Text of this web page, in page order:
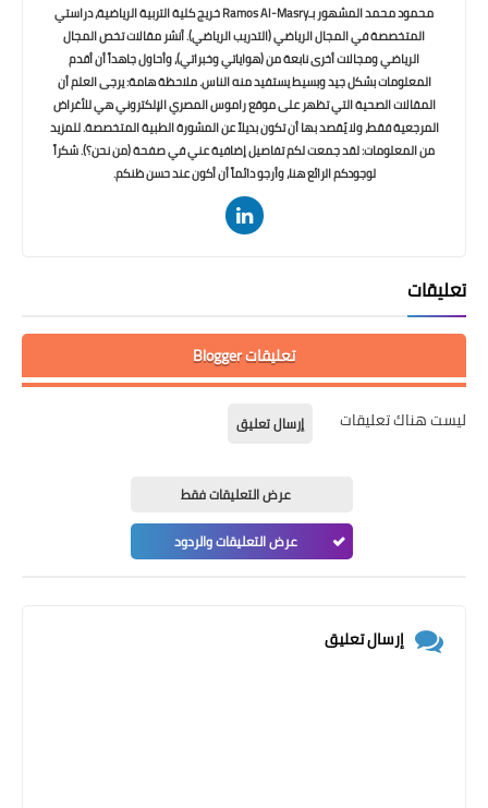
محمود محمد المشهور بـRamos Al-Masry خريج كلية التربية الرياضية، دراستي
المتخصصة في المجال الرياضي (التدريب الرياضي). أنشر مقالات تخص المجال
الرياضي ومجالات أخرى نابعة من (هواياتي وخبراتي)، وأحاول جاهداً أن أقدم
المعلومات بشكل جيد وبسيط يستفيد منه الناس. ملاحظة هامة: يرجى العلم أن
المقالات الصحية التي تظهر على موقع راموس المصري الإلكتروني هي للأغراض
المرجعية فقط، ولا يُقصد بها أن تكون بديلاً عن المشورة الطبية المتخصصة. للمزيد
من المعلومات: لقد جمعت لكم تفاصيل إضافية عني في صفحة (من نحن؟). شكراً
لوجودكم الرائع هنا، وأرجو دائماً أن أكون عند حسن ظنكم.
تعليقات
تعليقات Blogger
ليست هناك تعليقات إرسال تعليق
عرض التعليقات فقط
عرض التعليقات والردود
إرسال تعليق